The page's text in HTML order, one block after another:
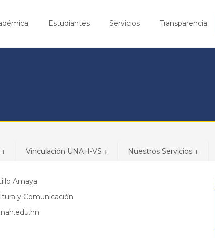
Estudiantes Servicios Transparencia
+ +
Vinculación UNAH-VS +
Nuestros Servicios
Amaya
y Comunicación